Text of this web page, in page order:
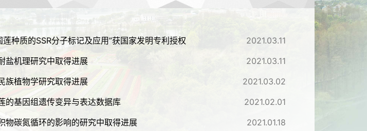
2021.03.11
种质的SSR分子标记及应用”获国家发明专利授权
2021.03.11
盐机理研究中取得进展
2021.03.02
族植物学研究取得进展
2021.02.01
的基因组遗传变异与表达数据库
2021.01.18
物碳氮循环的影响的研究中取得进展